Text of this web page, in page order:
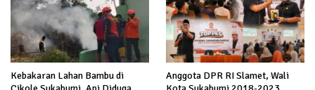
Kebakaran Lahan Bambu di
Anggota DPR RI Slamet, Wali